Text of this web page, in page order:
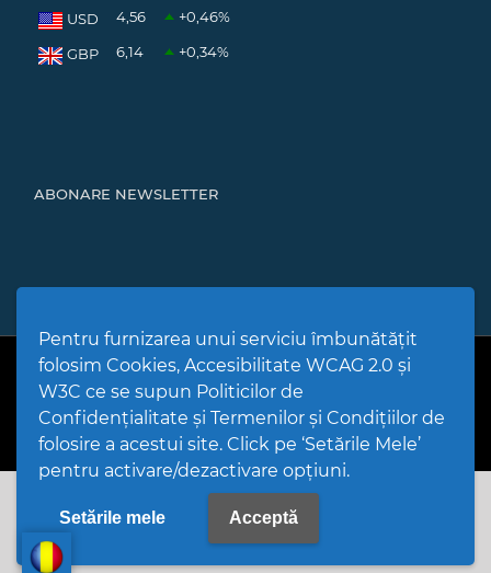
Pentru furnizarea unui serviciu îmbunătățit
folosim Cookies, Accesibilitate WCAG 2.0 și
W3C ce se supun Politicilor de
Confidențialitate și Termenilor și Condițiilor de
folosire a acestui site. Click pe ‘Setările Mele’
pentru activare/dezactivare opțiuni.
Setările mele Acceptă
USD 4,56 +0,46%
GBP 6,14 +0,34%
ABONARE NEWSLETTER
PPW @2026 |Hartă Website|Setări Cookies și Accesibilitate
Politică de utilizare Cookies|Politică de confidențialitate site
Termeni și condiții de utilizare a site-ului